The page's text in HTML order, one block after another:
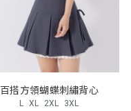
百搭方領蝴蝶刺繡背心
L XL 2XL 3XL